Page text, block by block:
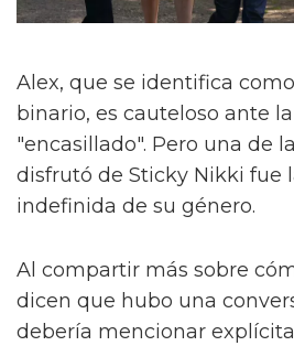
Alex, que se identifica
binario, es cauteloso ante
"encasillado". Pero una de
disfrutó de Sticky Nikki fue
indefinida de su género.
Al compartir más sobre
dicen que hubo una
debería mencionar